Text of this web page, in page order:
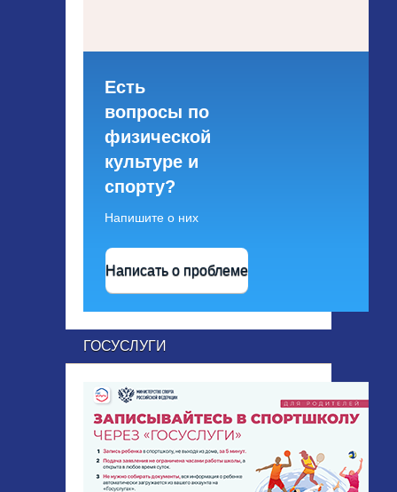
Есть
вопросы по
физической
культуре и
спорту?
Напишите о них
Написать о проблеме
ГОСУСЛУГИ